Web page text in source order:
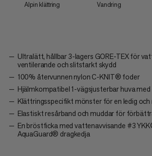
Alpin klättring Vandring
Ultralätt, hållbar 3-lagers GORE-TEX för
ventilerande och slitstarkt skydd
100% återvunnen nylon C-KNIT® foder
Hjälmkompatibel 1-vägsjusterbar huva
Klättringsspecifikt mönster för en ledig
Elastiskt resårband och muddar för
En bröstficka med vattenavvisande #3
AquaGuard® dragkedja